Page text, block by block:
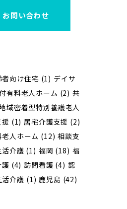
お問い合わせ
向け住宅 (1) デイサ
有料老人ホーム (2) 共
域密着型特別養護老人
(1) 居宅介護支援 (2)
人ホーム (12) 相談支
介護 (1) 福岡 (18) 福
護 (4) 訪問看護 (4) 認
介護 (1) 鹿児島 (42)